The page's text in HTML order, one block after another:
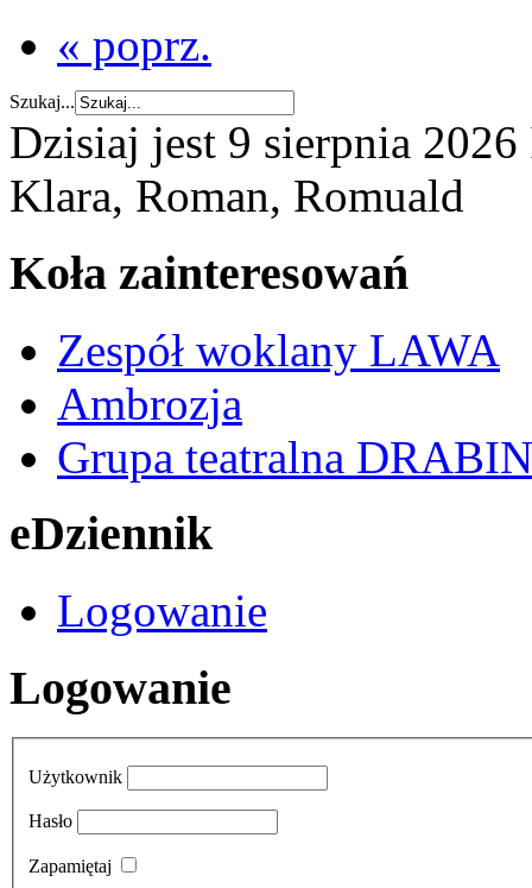
« poprz.
Szukaj...
Dzisiaj jest 9 sierpnia 2026
Klara, Roman, Romuald
Koła zainteresowań
Zespół woklany LAWA
Ambrozja
Grupa teatralna
eDziennik
Logowanie
Logowanie
Użytkownik
Hasło
Zapamiętaj